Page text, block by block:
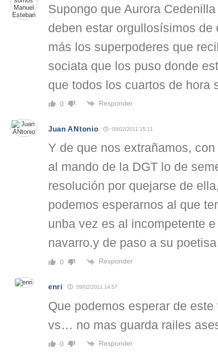
Supongo que Aurora
deben estar orgullosísimos de
más los superpoderes que
sociata que los puso donde
que todos los cuartos de
0 Responder
Juan ANtonio 09/02/2011 15:11
Y de que nos extrañamos,
al mando de la DGT lo de
resolución por quejarse de
podemos esperarnos al que
unba vez es al incompetente
navarro.y de paso a su poetisa
0 Responder
enri 09/02/2011 14:57
Que podemos esperar de
vs… no mas guarda railes
0 Responder